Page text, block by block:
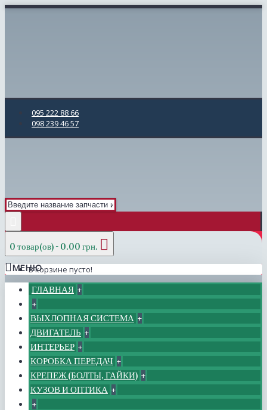
095 222 88 66
098 239 46 57
0 товар(ов) - 0.00 грн.
В корзине пусто!
МЕНЮ
ГЛАВНАЯ +
+
ВЫХЛОПНАЯ СИСТЕМА +
ДВИГАТЕЛЬ +
ИНТЕРЬЕР +
КОРОБКА ПЕРЕДАЧ +
КРЕПЕЖ (БОЛТЫ, ГАЙКИ) +
КУЗОВ И ОПТИКА +
+